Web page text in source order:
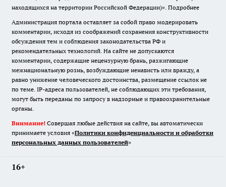
находящихся на территории Российской Федерации)». Подробнее
Администрация портала оставляет за собой право модерировать
комментарии, исходя из соображений сохранения конструктивности
обсуждения тем и соблюдения законодательства РФ и
рекомендательных технологий. На сайте не допускаются
комментарии, содержащие нецензурную брань, разжигающие
межнациональную рознь, возбуждающие ненависть или вражду, а
равно унижение человеческого достоинства, размещение ссылок не
по теме. IP-адреса пользователей, не соблюдающих эти требования,
могут быть переданы по запросу в надзорные и правоохранительные
органы.
Внимание! Совершая любые действия на сайте, вы автоматически
принимаете условия «Политики конфиденциальности и обработки
персональных данных пользователей»
16+